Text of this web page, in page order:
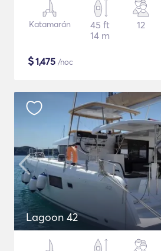
Katamarán
45 ft
14 m
12
$1,475 /noc
Lagoon 42